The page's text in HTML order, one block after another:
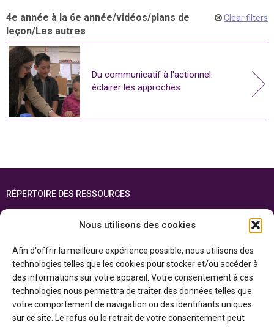
Nous utilisons des cookies
Afin d'offrir la meilleure expérience possible, nous utilisons des
technologies telles que les cookies pour stocker et/ou accéder à
des informations sur votre appareil. Votre consentement à ces
technologies nous permettra de traiter des données telles que
votre comportement de navigation ou des identifiants uniques
sur ce site. Le refus ou le retrait de votre consentement peut
4e année à la 6e année/vidéos/plans de
leçon/Les autres
Clear filters
Du communicatif à l'actionnel:
éclairer les approches
RÉPERTOIRE DES RESSOURCES
ENGLISH
Cette ressource est réalisée grâce au soutien financier du gouvernement de
l’Ontario et du gouvernement duCanada par l’entremise du ministère du
Patrimoine canadien